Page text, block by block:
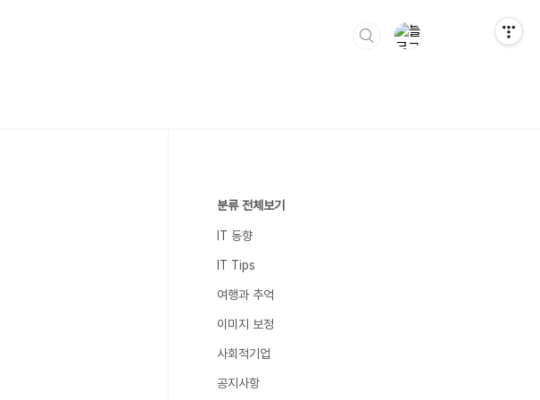
분류 전체보기
IT 동향
IT Tips
여행과 추억
이미지 보정
사회적기업
공지사항